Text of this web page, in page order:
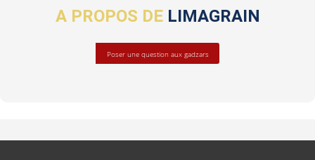
A PROPOS DE LIMAGRAIN
Poser une question aux gadzars